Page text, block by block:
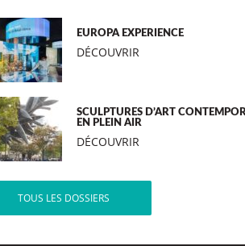
EUROPA EXPERIENCE
DÉCOUVRIR
SCULPTURES D’ART
EN PLEIN AIR
DÉCOUVRIR
TOUS LES DOSSIERS